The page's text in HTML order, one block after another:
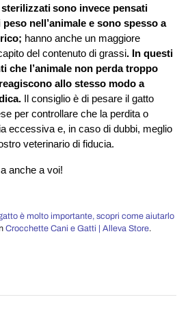
sono invece pensati
nell’animale e sono spesso a
hanno anche un maggiore
del contenuto di grassi. In questi
che l’animale non perda troppo
allo stesso modo a
Il consiglio è di pesare il gatto
per controllare che la perdita o
eccessiva e, in caso di dubbi, meglio
veterinario di fiducia.
anche a voi!
è molto importante, scopri come aiutarlo
Crocchette Cani e Gatti | Alleva Store.